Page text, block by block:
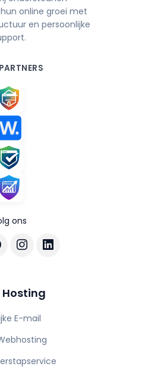
online groei met
en persoonlijke
ons
op X
AuraHost op Facebook
Volg AuraHost op Instagram
Volg AuraHost op
Hosting
E-mail